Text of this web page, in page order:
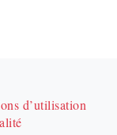
d’utilisation